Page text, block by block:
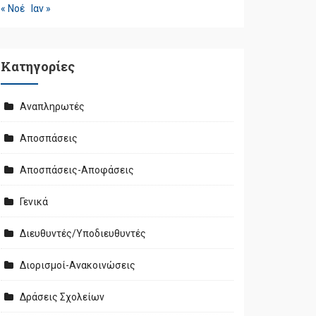
« Νοέ Ιαν »
Kατηγορίες
Αναπληρωτές
Αποσπάσεις
Αποσπάσεις-Αποφάσεις
Γενικά
Διευθυντές/Υποδιευθυντές
Διορισμοί-Ανακοινώσεις
Δράσεις Σχολείων